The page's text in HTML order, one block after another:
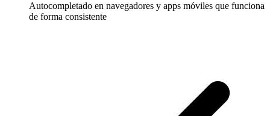
Autocompletado en navegadores y apps móviles que funciona
de forma consistente